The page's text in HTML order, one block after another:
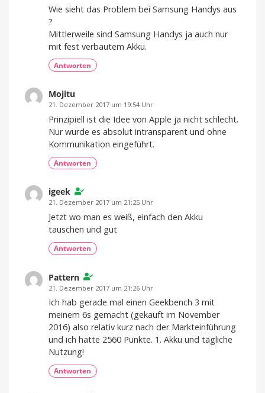
Wie sieht das Problem bei Samsung Handys aus
?
Mittlerweile sind Samsung Handys ja auch nur
mit fest verbautem Akku.
Antworten
Mojitu
21. Dezember 2017 um 19:54 Uhr
Prinzipiell ist die Idee von Apple ja nicht schlecht.
Nur wurde es absolut intransparent und ohne
Kommunikation eingeführt.
Antworten
igeek
21. Dezember 2017 um 21:25 Uhr
Jetzt wo man es weiß, einfach den Akku
tauschen und gut
Antworten
Pattern
21. Dezember 2017 um 21:26 Uhr
Ich hab gerade mal einen Geekbench 3 mit
meinem 6s gemacht (gekauft im November
2016) also relativ kurz nach der Markteinführung
und ich hatte 2560 Punkte. 1. Akku und tägliche
Nutzung!
Antworten